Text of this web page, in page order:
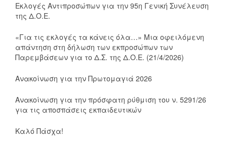
Εκλογές Αντιπροσώπων για την 95η Γενική Συνέλευση
της Δ.Ο.Ε.
«Για τις εκλογές τα κάνεις όλα…» Μια οφειλόμενη
απάντηση στη δήλωση των εκπροσώπων των
Παρεμβάσεων για το Δ.Σ. της Δ.Ο.Ε. (21/4/2026)
Ανακοίνωση για την Πρωτομαγιά 2026
Ανακοίνωση για την πρόσφατη ρύθμιση του ν. 5291/26
για τις αποσπάσεις εκπαιδευτικών
Καλό Πάσχα!